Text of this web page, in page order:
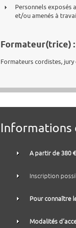
Personnels exposés
et/ou amenés à
Formateur(trice) :
Formateurs cordistes, jury
Informations
A partir de 380
Inscription
Pour connaître
Modalités